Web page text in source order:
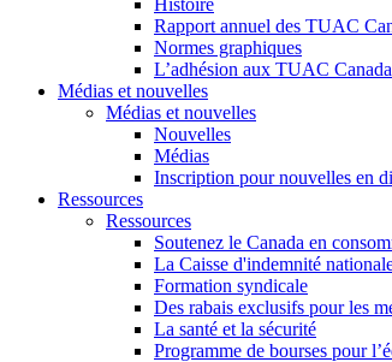
Histoire
Rapport annuel des TUAC
Normes graphiques
L’adhésion aux TUAC Canada
Médias et nouvelles
Médias et nouvelles
Nouvelles
Médias
Inscription pour nouvelles en
Ressources
Ressources
Soutenez le Canada en
La Caisse d'indemnité
Formation syndicale
Des rabais exclusifs pour les
La santé et la sécurité
Programme de bourses pour